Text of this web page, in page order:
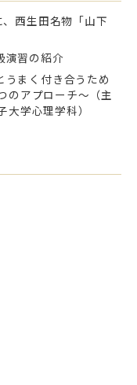
西生田名物「山下
演習の紹介
うまく付き合うため
のアプローチ～（主
学心理学科）